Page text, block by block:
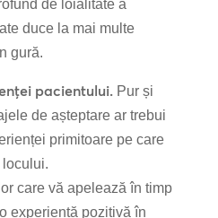
de loialitate a
duce la mai multe
gură.
pacientului.Pur și
de așteptare ar trebui
primitoare pe care
locului.
care vă apelează în timp
experiență pozitivă în